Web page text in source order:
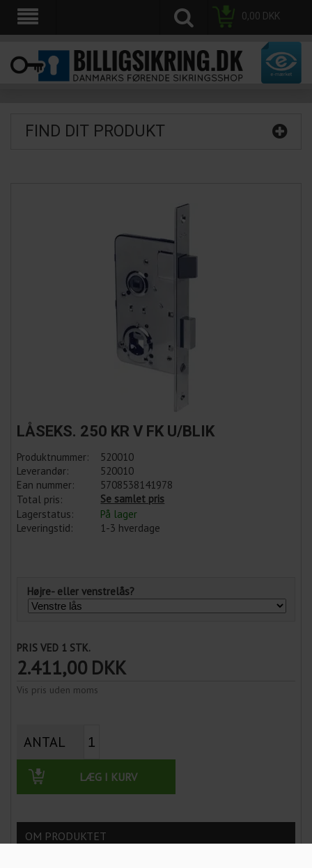
0,00 DKK
FIND DIT PRODUKT
LÅSEKS. 250 KR V FK U/BLIK
Produktnummer:
520010
Leverandør:
520010
Ean nummer:
5708538141978
Total pris:
Se samlet pris
Lagerstatus:
På lager
Leveringstid:
1-3 hverdage
Højre- eller venstrelås?
PRIS VED 1 STK.
2.411,00 DKK
Vis pris uden moms
ANTAL
LÆG I KURV
OM PRODUKTET